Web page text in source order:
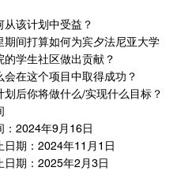
从该计划中受益？
期间打算如何为宾夕法尼亚大学
的学生社区做出贡献？
会在这个项目中取得成功？
划后你将做什么/实现什么目标？
：2024年9月16日
日期：2024年11月1日
日期：2025年2月3日